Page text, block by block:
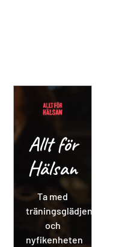
Allt för
Hälsan
Ta med
träningsglädjen
och
nyfikenheten